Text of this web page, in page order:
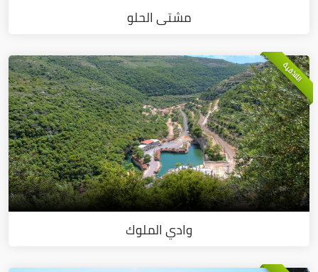
مشتى الحلو
اللاذقية
وادي الملوك